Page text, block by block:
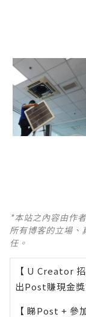
*本站之內容由作
所有博客的立場、
任。
【 U Creator 招
出Post賺現金
【 睇Post + 參